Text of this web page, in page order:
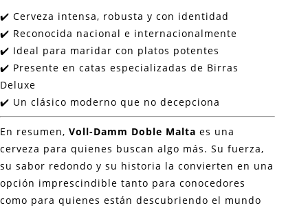
✔️ Cerveza intensa, robusta y con identidad
✔️ Reconocida nacional e internacionalmente
✔️ Ideal para maridar con platos potentes
✔️ Presente en catas especializadas de Birras
Deluxe
✔️ Un clásico moderno que no decepciona
En resumen, Voll-Damm Doble Malta es una
cerveza para quienes buscan algo más. Su fuerza,
su sabor redondo y su historia la convierten en una
opción imprescindible tanto para conocedores
como para quienes están descubriendo el mundo